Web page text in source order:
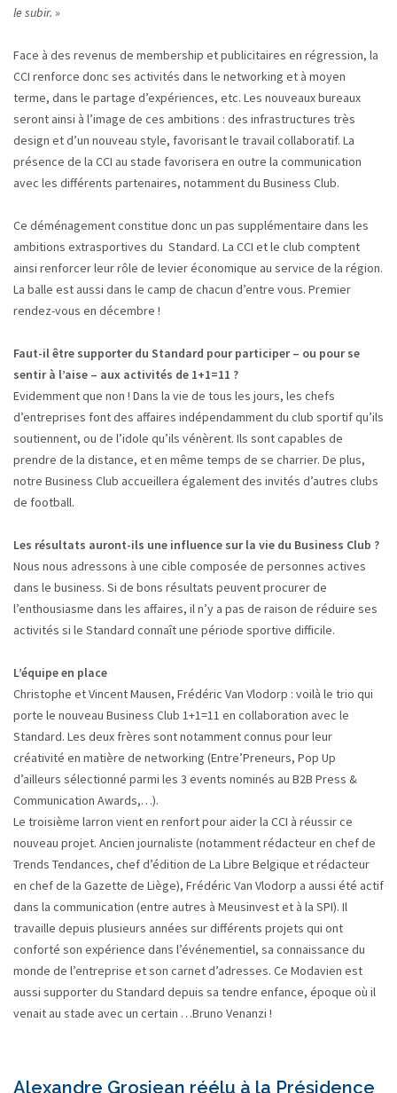
le subir. »
Face à des revenus de membership et publicitaires en régression, la
CCI renforce donc ses activités dans le networking et à moyen
terme, dans le partage d’expériences, etc. Les nouveaux bureaux
seront ainsi à l’image de ces ambitions : des infrastructures très
design et d’un nouveau style, favorisant le travail collaboratif. La
présence de la CCI au stade favorisera en outre la communication
avec les différents partenaires, notamment du Business Club.
Ce déménagement constitue donc un pas supplémentaire dans les
ambitions extrasportives du Standard. La CCI et le club comptent
ainsi renforcer leur rôle de levier économique au service de la région.
La balle est aussi dans le camp de chacun d’entre vous. Premier
rendez-vous en décembre !
Faut-il être supporter du Standard pour participer – ou pour se
sentir à l’aise – aux activités de 1+1=11 ?
Evidemment que non ! Dans la vie de tous les jours, les chefs
d’entreprises font des affaires indépendamment du club sportif qu’ils
soutiennent, ou de l’idole qu’ils vénèrent. Ils sont capables de
prendre de la distance, et en même temps de se charrier. De plus,
notre Business Club accueillera également des invités d’autres clubs
de football.
Les résultats auront-ils une influence sur la vie du Business Club ?
Nous nous adressons à une cible composée de personnes actives
dans le business. Si de bons résultats peuvent procurer de
l’enthousiasme dans les affaires, il n’y a pas de raison de réduire ses
activités si le Standard connaît une période sportive difficile.
L’équipe en place
Christophe et Vincent Mausen, Frédéric Van Vlodorp : voilà le trio qui
porte le nouveau Business Club 1+1=11 en collaboration avec le
Standard. Les deux frères sont notamment connus pour leur
créativité en matière de networking (Entre’Preneurs, Pop Up
d’ailleurs sélectionné parmi les 3 events nominés au B2B Press &
Communication Awards,…).
Le troisième larron vient en renfort pour aider la CCI à réussir ce
nouveau projet. Ancien journaliste (notamment rédacteur en chef de
Trends Tendances, chef d’édition de La Libre Belgique et rédacteur
en chef de la Gazette de Liège), Frédéric Van Vlodorp a aussi été actif
dans la communication (entre autres à Meusinvest et à la SPI). Il
travaille depuis plusieurs années sur différents projets qui ont
conforté son expérience dans l’événementiel, sa connaissance du
monde de l’entreprise et son carnet d’adresses. Ce Modavien est
aussi supporter du Standard depuis sa tendre enfance, époque où il
venait au stade avec un certain …Bruno Venanzi !
Alexandre Grosjean réélu à la Présidence